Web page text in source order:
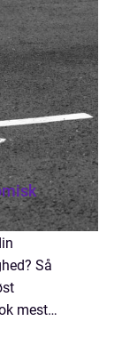
Så
mest